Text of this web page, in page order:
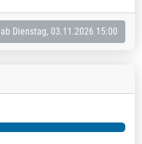
Dienstag, 03.11.2026 15:00